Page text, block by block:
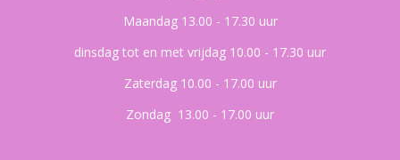
Maandag 13.00 - 17.30 uur
dinsdag tot en met vrijdag 10.00 - 17.30 uur
Zaterdag 10.00 - 17.00 uur
Zondag 13.00 - 17.00 uur